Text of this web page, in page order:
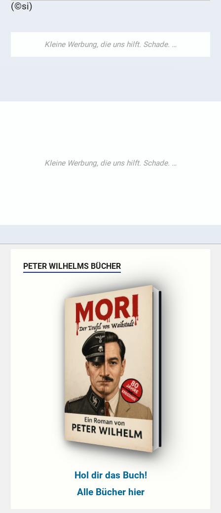
(©si)
PETER WILHELMS BÜCHER
Hol dir das Buch!
Alle Bücher hier